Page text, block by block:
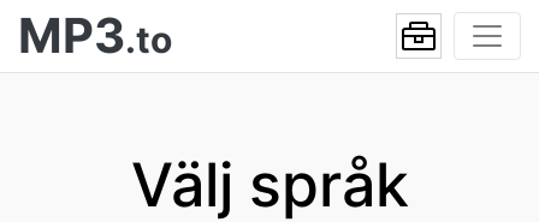
MP3.to
Välj språk